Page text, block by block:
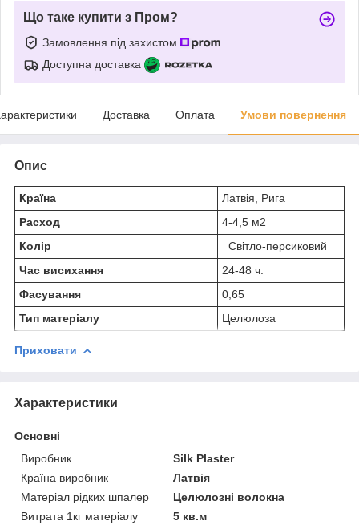
Що таке купити з Пром?
Замовлення під захистом
Доступна доставка
Доставка Оплата Умови повернення
Опис
Країна
Латвія, Рига
Расход
4-4,5 м2
Колір
Світло-персиковий
Час висихання
24-48 ч.
Фасування
0,65
Тип матеріалу
Целюлоза
Приховати
Характеристики
Основні
Виробник
Silk Plaster
Країна виробник
Латвія
Матеріал рідких шпалер
Целюлозні волокна
Витрата 1кг матеріалу
5 кв.м